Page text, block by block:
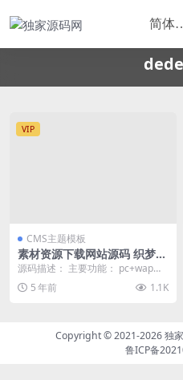
VIP
CMS主题模板
素材资源下载网站源码 织梦d
edecms模板 带手机版
源码描述： 主要功能： pc+wap手
机版 多级联动 选择分类 商城类型
展示模板...
5 年前 1.1K
Copyright © 2021-2026独
鲁ICP备